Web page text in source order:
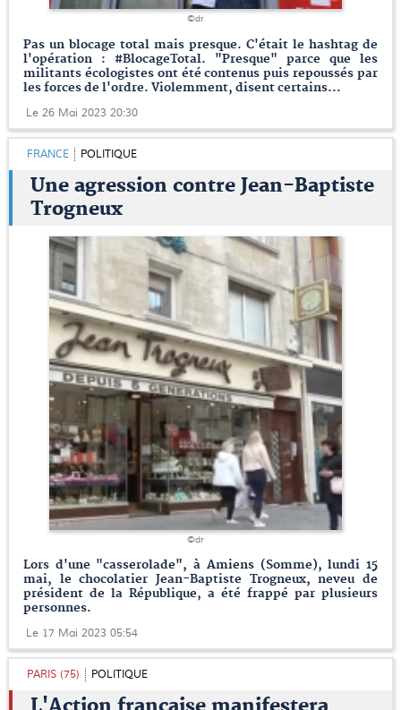
©dr
Pas un blocage total mais presque. C'était le hashtag de
l'opération : #BlocageTotal. "Presque" parce que les
militants écologistes ont été contenus puis repoussés par
les forces de l'ordre. Violemment, disent certains...
Le 26 Mai 2023 20:30
FRANCE POLITIQUE
Une agression contre Jean-Baptiste
Trogneux
©dr
Lors d'une "casserolade", à Amiens (Somme), lundi 15
mai, le chocolatier Jean-Baptiste Trogneux, neveu de
président de la République, a été frappé par plusieurs
personnes.
Le 17 Mai 2023 05:54
PARIS (75) POLITIQUE